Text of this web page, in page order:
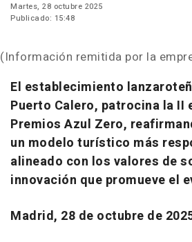
Martes, 28 octubre 2025
Publicado: 15:48
(Información remitida por la
El establecimiento
Puerto Calero, patrocina la II
Premios Azul Zero,
un modelo turístico más
alineado con los valores de
innovación que promueve el
Madrid, 28 de octubre de